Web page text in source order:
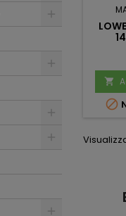

